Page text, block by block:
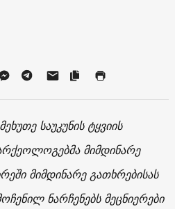
საუკუნის ტყვიის
მიმდინარე
მიმდინარე გათხრებისას
ნარჩენებს მეცნიერები